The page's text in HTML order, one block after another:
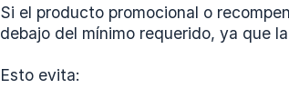
Si el producto promocional o
debajo del mínimo requerido, ya que
Esto evita: